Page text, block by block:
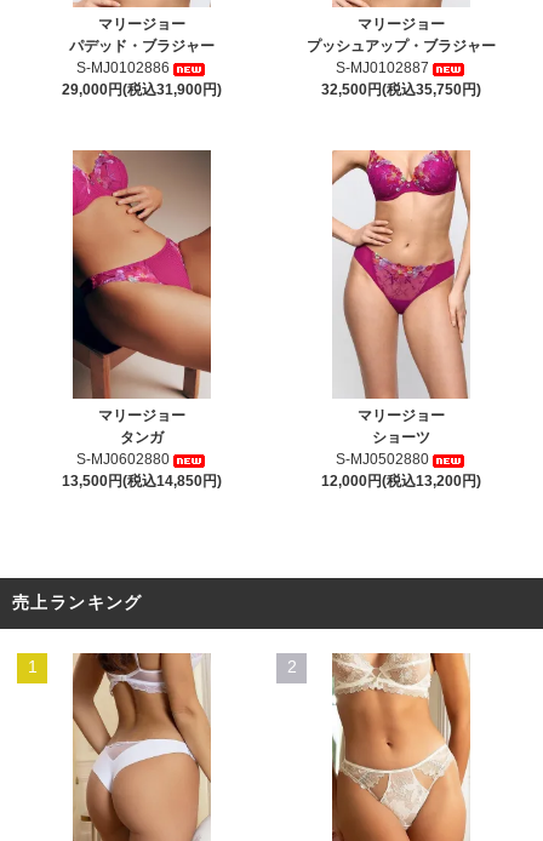
マリージョー
パデッド・ブラジャー
S-MJ0102886
29,000円(税込31,900円)
マリージョー
プッシュアップ・ブラジャー
S-MJ0102887
32,500円(税込35,750円)
マリージョー
タンガ
S-MJ0602880
13,500円(税込14,850円)
マリージョー
ショーツ
S-MJ0502880
12,000円(税込13,200円)
売上ランキング
1 2